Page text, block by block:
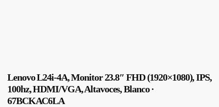
Lenovo L24i-4A, Monitor 23.8″ FHD (1920×1080), IPS,
100hz, HDMI/VGA, Altavoces, Blanco ·
67BCKAC6LA